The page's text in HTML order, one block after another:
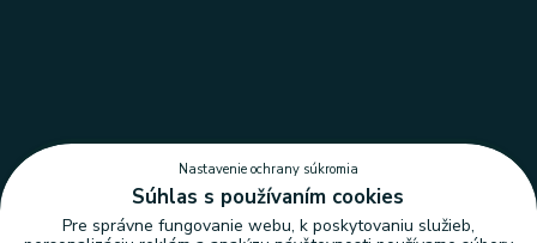
Nastavenie ochrany súkromia
Súhlas s používaním cookies
Pre správne fungovanie webu, k poskytovaniu služieb,